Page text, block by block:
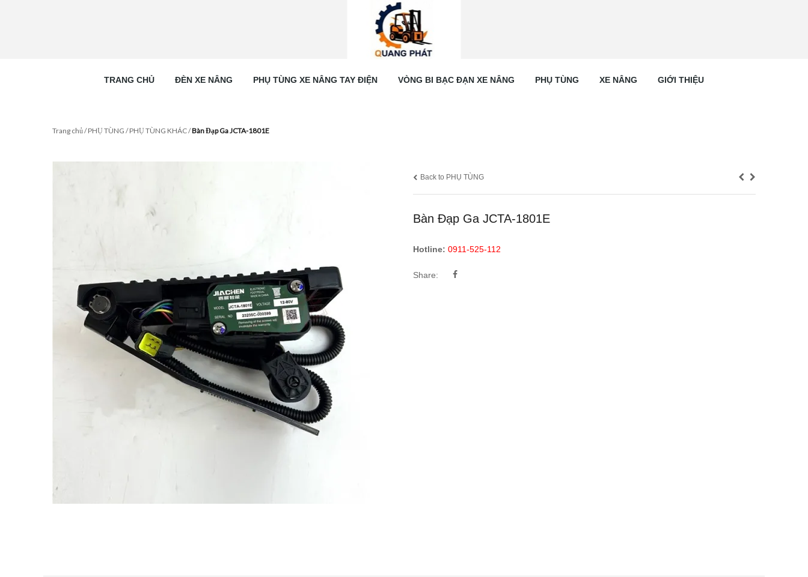
TRANG CHỦ ĐÈN XE NÂNG PHỤ TÙNG XE NÂNG TAY ĐIỆN VÒNG BI BẠC ĐẠN XE NÂNG PHỤ TÙNG XE NÂNG GIỚI THIỆU
Trang chủ/PHỤ TÙNG /PHỤ TÙNG KHÁC/Bàn Đạp Ga JCTA-1801E
Back to PHỤ TÙNG
Bàn Đạp Ga JCTA-1801E
Hotline: 0911-525-112
Share: